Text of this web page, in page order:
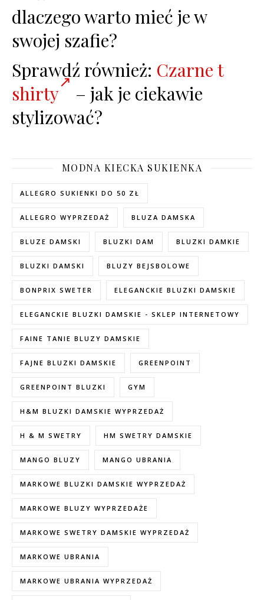
dlaczego warto mieć je w
swojej szafie?
Sprawdź również: Czarne t
shirty
– jak je ciekawie
stylizować?
MODNA KIECKA SUKIENKA
ALLEGRO SUKIENKI DO 50 ZŁ
ALLEGRO WYPRZEDAŻ BLUZA DAMSKA
BLUZE DAMSKI BLUZKI DAM BLUZKI DAMKIE
BLUZKI DAMSKI BLUZY BEJSBOLOWE
BONPRIX SWETER ELEGANCKIE BLUZKI DAMSKIE
ELEGANCKIE BLUZKI DAMSKIE - SKLEP INTERNETOWY
FAINE TANIE BLUZY DAMSKIE
FAJNE BLUZKI DAMSKIE GREENPOINT
GREENPOINT BLUZKI GYM
H&M BLUZKI DAMSKIE WYPRZEDAŻ
H & M SWETRY HM SWETRY DAMSKIE
MANGO BLUZY MANGO UBRANIA
MARKOWE BLUZKI DAMSKIE WYPRZEDAŻ
MARKOWE BLUZY WYPRZEDAŻE
MARKOWE SWETRY DAMSKIE WYPRZEDAŻ
MARKOWE UBRANIA
MARKOWE UBRANIA WYPRZEDAŻ